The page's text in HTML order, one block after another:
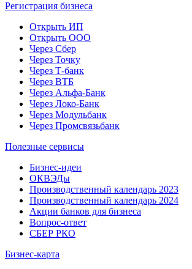
Регистрация бизнеса
Открыть ИП
Открыть ООО
Через Сбер
Через Точку
Через Т-банк
Через ВТБ
Через Альфа-Банк
Через Локо-Банк
Через Модульбанк
Через Промсвязьбанк
Полезные сервисы
Бизнес-идеи
ОКВЭДы
Производственный календарь 2023
Производственный календарь 2024
Акции банков для бизнеса
Вопрос-ответ
СБЕР РКО
Бизнес-карта